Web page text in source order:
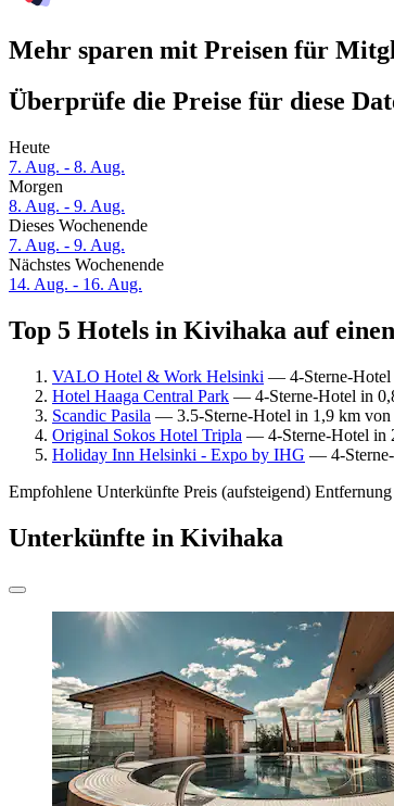
Mehr sparen mit Preisen für
Überprüfe die Preise für diese
Heute
7. Aug. - 8. Aug.
Morgen
8. Aug. - 9. Aug.
Dieses Wochenende
7. Aug. - 9. Aug.
Nächstes Wochenende
14. Aug. - 16. Aug.
Top 5 Hotels in Kivihaka auf
VALO Hotel & Work Helsinki — 4-Sterne-Hotel
Hotel Haaga Central Park — 4-Sterne-Hotel in
Scandic Pasila — 3.5-Sterne-Hotel in 1,9 km
Original Sokos Hotel Tripla — 4-Sterne-Hotel in
Holiday Inn Helsinki - Expo by IHG — 4-
Empfohlene Unterkünfte Preis (aufsteigend) Entfernung
Unterkünfte in Kivihaka